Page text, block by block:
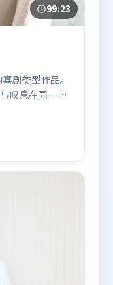
99:23
剧类型作品。
叹息在同一场
关键节点收
正宇，秦海璐
法国）在部分